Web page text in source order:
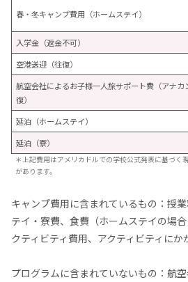
春・冬キャンプ費用（ホームステイ）
入学金（返金不可）
空港送迎（往復）
航空会社によるお子様一人旅サポート費（アナカ
復）
延泊（ホームステイ）
延泊（寮）
＊上記費用はアメリカドルでの学校公式発表に基づく
があります。
キャンプ費用に含まれているもの：授
テイ・寮費、食費（ホームステイの場
クティビティ費用、アクティビティに
プログラムに含まれていないもの：航